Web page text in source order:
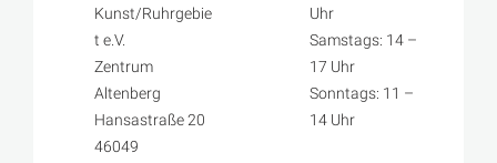
Kunst/Ruhrgebie
t e.V.
Zentrum
Altenberg
Hansastraße 20
46049
Uhr
Samstags: 14 –
17 Uhr
Sonntags: 11 –
14 Uhr